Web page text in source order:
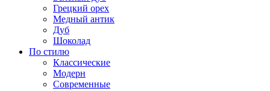
Грецкий орех
Медный антик
Дуб
Шоколад
По стилю
Классические
Модерн
Современные